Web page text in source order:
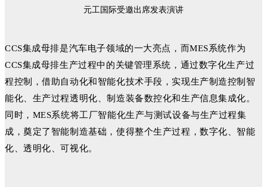
元工国际受邀出席发表演讲
CCS集成母排是汽车电子领域的一大亮点，而MES系统作为
CCS集成母排生产过程中的关键管理系统，通过数字化生产过
程控制，借助自动化和智能化技术手段，实现生产制造控制智
能化、生产过程透明化、制造装备数控化和生产信息集成化。
同时，MES系统将工厂智能化生产与测试设备与生产过程集
成，奠定了智能制造基础，使得整个生产过程，数字化、智能
化、透明化、可视化。